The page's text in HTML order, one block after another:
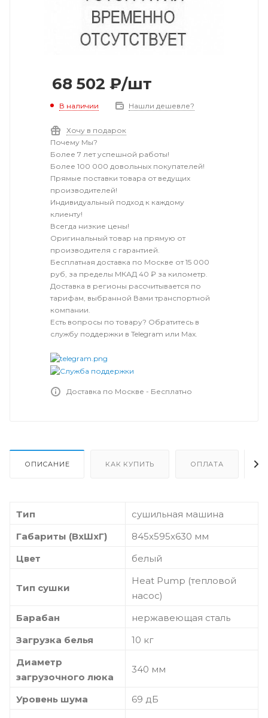
68 502 ₽/шт
В наличии Нашли дешевле?
Хочу в подарок
Почему Мы?
Более 7 лет успешной работы!
Более 100 000 довольных покупателей!
Прямые поставки товара от ведущих
производителей!
Индивидуальный подход к каждому
клиенту!
Всегда низкие цены!
Оригинальный товар на прямую от
производителя с гарантией.
Бесплатная доставка по Москве от 15 000
руб, за пределы МКАД 40 ₽ за километр.
Доставка в регионы рассчитывается по
тарифам, выбранной Вами транспортной
компании.
Есть вопросы по товару? Обратитесь в
службу поддержки в Telegram или Max.
Доставка по Москве - Бесплатно
ОПИСАНИЕ КАК КУПИТЬ ОПЛАТА
Тип
сушильная машина
Габариты (ВхШхГ)
845х595х630 мм
Цвет
белый
Тип сушки
Heat Pump (тепловой
насос)
Барабан
нержавеющая сталь
Загрузка белья
10 кг
Диаметр
загрузочного люка
340 мм
Уровень шума
69 дБ